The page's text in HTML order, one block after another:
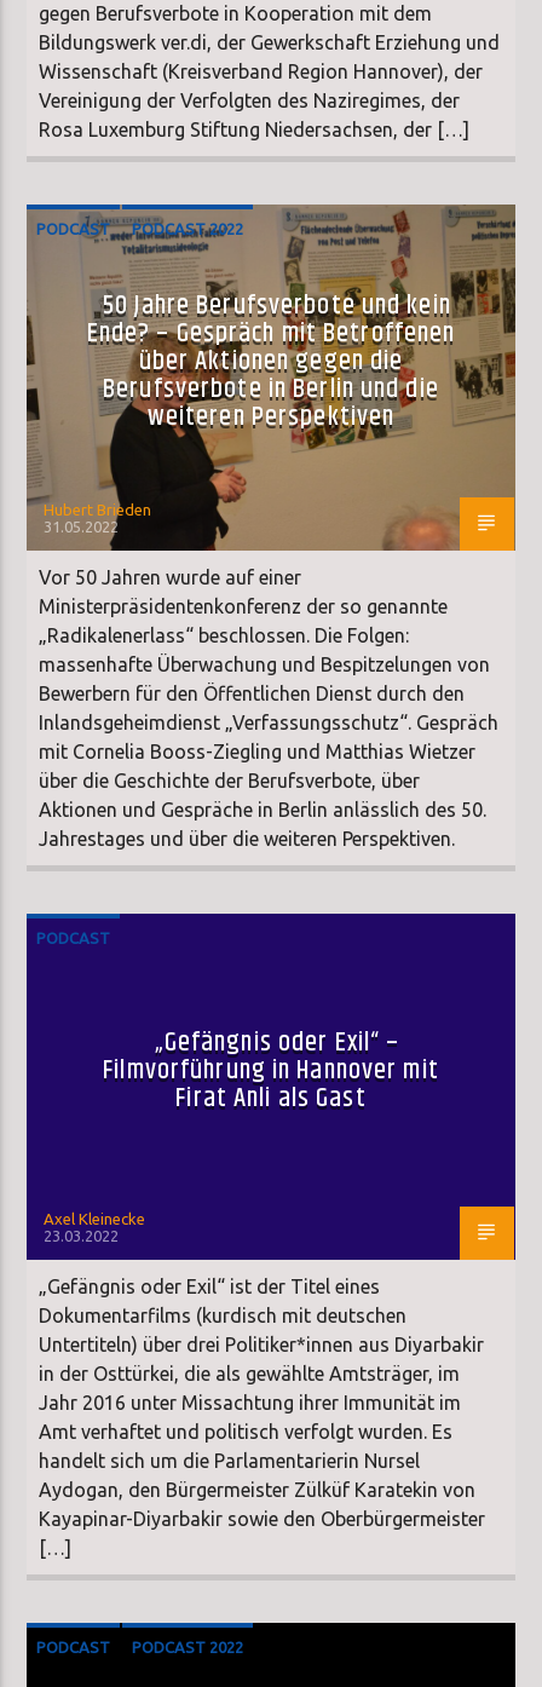
gegen Berufsverbote in Kooperation mit dem
Bildungswerk ver.di, der Gewerkschaft Erziehung und
Wissenschaft (Kreisverband Region Hannover), der
Vereinigung der Verfolgten des Naziregimes, der
Rosa Luxemburg Stiftung Niedersachsen, der […]
PODCAST PODCAST 2022
50 Jahre Berufsverbote und kein
Ende? – Gespräch mit Betroffenen
über Aktionen gegen die
Berufsverbote in Berlin und die
weiteren Perspektiven
Hubert Brieden
31.05.2022
Vor 50 Jahren wurde auf einer
Ministerpräsidentenkonferenz der so genannte
„Radikalenerlass“ beschlossen. Die Folgen:
massenhafte Überwachung und Bespitzelungen von
Bewerbern für den Öffentlichen Dienst durch den
Inlandsgeheimdienst „Verfassungsschutz“. Gespräch
mit Cornelia Booss-Ziegling und Matthias Wietzer
über die Geschichte der Berufsverbote, über
Aktionen und Gespräche in Berlin anlässlich des 50.
Jahrestages und über die weiteren Perspektiven.
PODCAST
„Gefängnis oder Exil“ –
Filmvorführung in Hannover mit
Firat Anli als Gast
Axel Kleinecke
23.03.2022
„Gefängnis oder Exil“ ist der Titel eines
Dokumentarfilms (kurdisch mit deutschen
Untertiteln) über drei Politiker*innen aus Diyarbakir
in der Osttürkei, die als gewählte Amtsträger, im
Jahr 2016 unter Missachtung ihrer Immunität im
Amt verhaftet und politisch verfolgt wurden. Es
handelt sich um die Parlamentarierin Nursel
Aydogan, den Bürgermeister Zülküf Karatekin von
Kayapinar-Diyarbakir sowie den Oberbürgermeister
[…]
PODCAST PODCAST 2022